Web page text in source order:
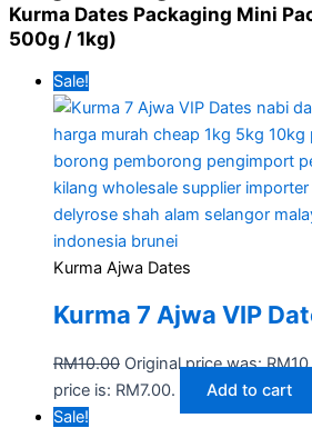
Kurma Dates Packaging Mini
500g / 1kg)
Sale!
Kurma Ajwa Dates
Kurma 7 Ajwa VIP
RM10.00 Original price was:
price is: RM7.00.
Add to cart
Sale!